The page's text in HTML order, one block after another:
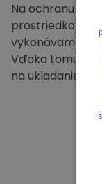
Na ochranu
prostriedkov
vykonávame
Vďaka tomuto
na ukladanie a